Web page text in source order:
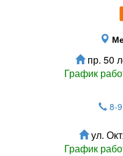
пр. 50
График
8-
ул.
График